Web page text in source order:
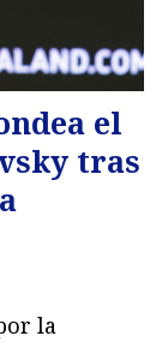
el
tras
la